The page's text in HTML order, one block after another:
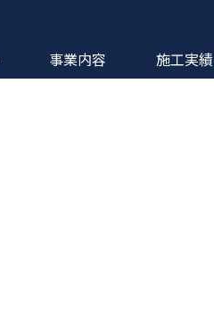
事業内容 施工実績